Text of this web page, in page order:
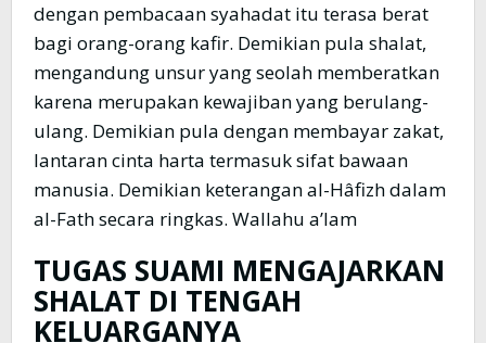
dengan pembacaan syahadat itu terasa berat
bagi orang-orang kafir. Demikian pula shalat,
mengandung unsur yang seolah memberatkan
karena merupakan kewajiban yang berulang-
ulang. Demikian pula dengan membayar zakat,
lantaran cinta harta termasuk sifat bawaan
manusia. Demikian keterangan al-Hâfizh dalam
al-Fath secara ringkas. Wallahu a’lam
TUGAS SUAMI MENGAJARKAN
SHALAT DI TENGAH
KELUARGANYA